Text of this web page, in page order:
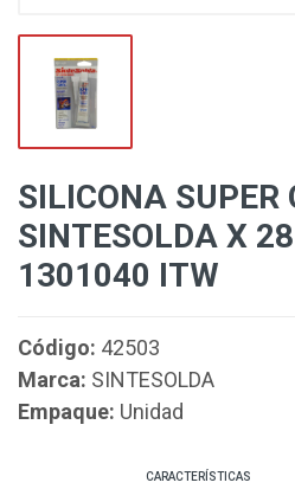
SILICONA SUPER
SINTESOLDA X
1301040 ITW
Código: 42503
Marca: SINTESOLDA
Empaque: Unidad
CARACTERÍSTICAS